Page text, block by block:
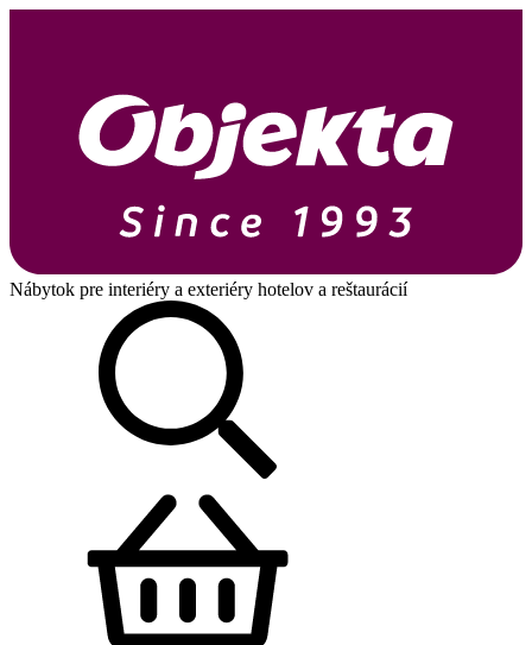
Nábytok pre interiéry a exteriéry hotelov a reštaurácií